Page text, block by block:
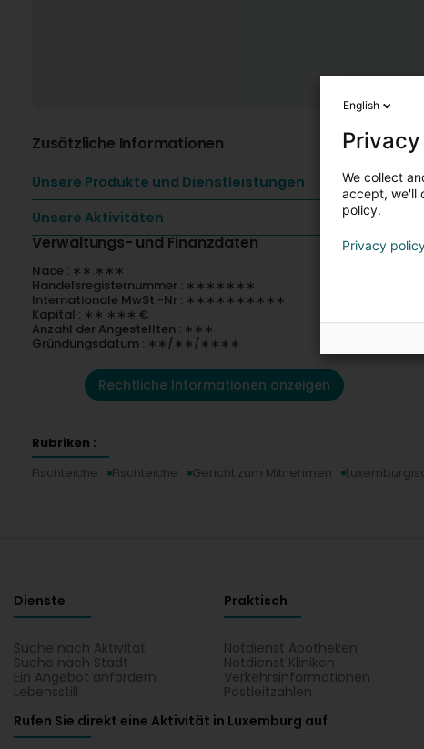
Zusätzliche Informationen
Unsere Produkte und Dienstleistungen
Unsere Aktivitäten
Verwaltungs- und Finanzdaten
Nace : ∗∗.∗∗∗
Handelsregisternummer : ∗∗∗∗∗∗∗
Internationale MwSt.-Nr : ∗∗∗∗∗∗∗∗∗∗
Kapital : ∗∗ ∗∗∗ €
Anzahl der Angestellten : ∗∗∗
Gründungsdatum : ∗∗/∗∗/∗∗∗∗
Rechtliche Informationen anzeigen
Rubriken :
Fischteiche
Fischteiche Gericht zum Mitnehmen
Dienste
Suche nach Aktivität
Suche nach Stadt
Ein Angebot anfordern
Lebensstill
Praktisch
Notdienst Apotheken
Notdienst Kliniken
Verkehrsinformationen
Postleitzahlen
Rufen Sie direkt eine Aktivität in Luxemburg auf
English
We collect
accept, we'll
policy.
Privacy